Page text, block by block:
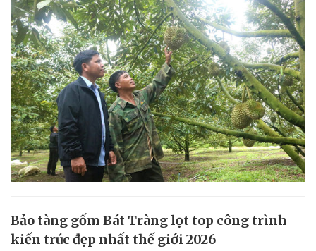
Bảo tàng gốm Bát Tràng lọt top công trình
kiến trúc đẹp nhất thế giới 2026